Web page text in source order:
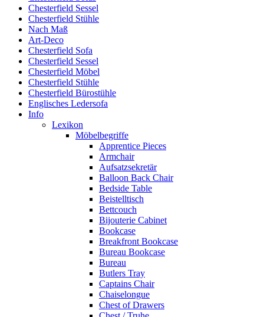
Chesterfield Sessel
Chesterfield Stühle
Nach Maß
Art-Deco
Chesterfield Sofa
Chesterfield Sessel
Chesterfield Möbel
Chesterfield Stühle
Chesterfield Bürostühle
Englisches Ledersofa
Info
Lexikon
Möbelbegriffe
Apprentice Pieces
Armchair
Aufsatzsekretär
Balloon Back Chair
Bedside Table
Beistelltisch
Bettcouch
Bijouterie Cabinet
Bookcase
Breakfront Bookcase
Bureau Bookcase
Bureau
Butlers Tray
Captains Chair
Chaiselongue
Chest of Drawers